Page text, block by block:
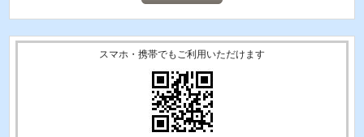
スマホ・携帯でもご利用いただけます